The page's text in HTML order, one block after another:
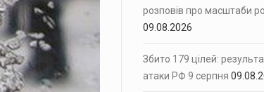
розповів про масштаби
09.08.2026
Збито 179 цілей:
атаки РФ 9 серпня